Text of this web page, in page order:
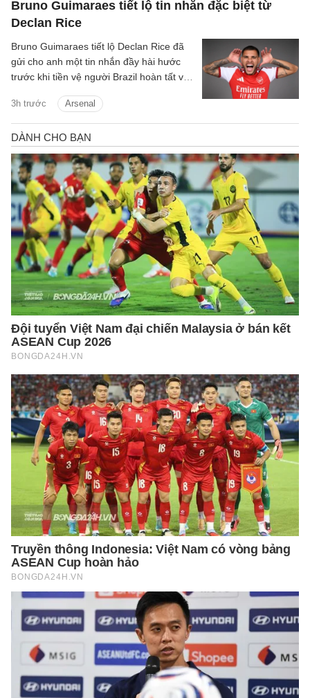
Bruno Guimaraes tiết lộ tin nhắn đặc biệt từ
Declan Rice
3h trước Arsenal
Bruno Guimaraes tiết lộ Declan Rice đã
gửi cho anh một tin nhắn đầy hài hước
trước khi tiền vệ người Brazil hoàn tất vụ
Arsenal.